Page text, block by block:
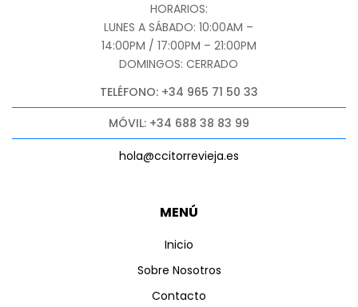
MENÚ
Inicio
Sobre Nosotros
Contacto
HORARIOS:
LUNES A SÁBADO: 10:00AM –
14:00PM / 17:00PM – 21:00PM
DOMINGOS: CERRADO
TELÉFONO: +34 965 71 50 33
MÓVIL: +34 688 38 83 99
hola@ccitorrevieja.es